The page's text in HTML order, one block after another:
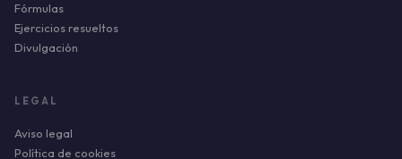
Fórmulas
Ejercicios resueltos
Divulgación
LEGAL
Aviso legal
Política de cookies